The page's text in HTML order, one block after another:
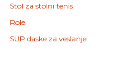
Stol za stolni tenis
Role
SUP daske za veslanje